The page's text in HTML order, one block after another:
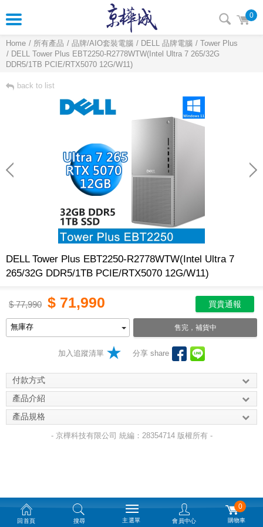
0
Home 所有產品 品牌/AIO套裝電腦 DELL 品牌電腦
Tower Plus
DELL Tower Plus EBT2250-R2778WTW(Intel Ultra 7 265/32G
DDR5/1TB PCIE/RTX5070 12G/W11)
back to list
DELL Tower Plus EBT2250-R2778WTW(Intel Ultra 7
265/32G DDR5/1TB PCIE/RTX5070 12G/W11)
$77,990 $ 71,990 買貴通報
售完，補貨中
加入追蹤清單 分享 share
付款方式
產品介紹
產品規格
- 京樺科技有限公司 統編：28354714 版權所有 -
回首頁 搜尋 主選單 會員中心
0
購物車